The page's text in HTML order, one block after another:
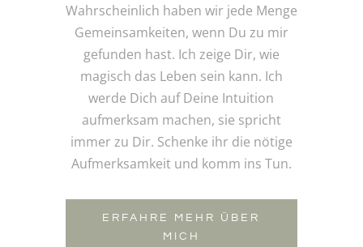
Wahrscheinlich haben wir jede Menge
Gemeinsamkeiten, wenn Du zu mir
gefunden hast. Ich zeige Dir, wie
magisch das Leben sein kann. Ich
werde Dich auf Deine Intuition
aufmerksam machen, sie spricht
immer zu Dir. Schenke ihr die nötige
Aufmerksamkeit und komm ins Tun.
ERFAHRE MEHR ÜBER
MICH